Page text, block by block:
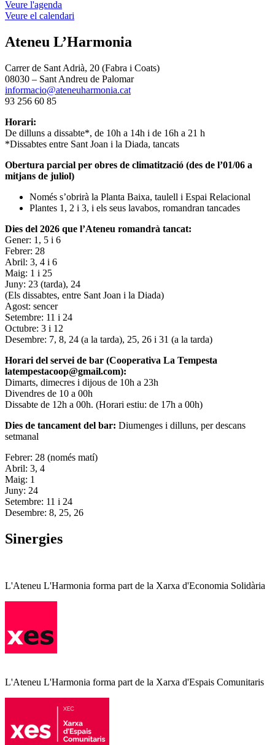
Veure l'agenda
Veure el calendari
Ateneu L’Harmonia
Carrer de Sant Adrià, 20 (Fabra i Coats)
08030 – Sant Andreu de Palomar
informacio@ateneuharmonia.cat
93 256 60 85
Horari:
De dilluns a dissabte*, de 10h a 14h i de 16h a 21 h
*Dissabtes entre Sant Joan i la Diada, tancats
Obertura parcial per obres de climatització (des de l’01/06 a
mitjans de juliol)
Només s’obrirà la Planta Baixa, taulell i Espai Relacional
Plantes 1, 2 i 3, i els seus lavabos, romandran tancades
Dies del 2026 que l’Ateneu romandrà tancat:
Gener: 1, 5 i 6
Febrer: 28
Abril: 3, 4 i 6
Maig: 1 i 25
Juny: 23 (tarda), 24
(Els dissabtes, entre Sant Joan i la Diada)
Agost: sencer
Setembre: 11 i 24
Octubre: 3 i 12
Desembre: 7, 8, 24 (a la tarda), 25, 26 i 31 (a la tarda)
Horari del servei de bar (Cooperativa La Tempesta
latempestacoop@gmail.com):
Dimarts, dimecres i dijous de 10h a 23h
Divendres de 10 a 00h
Dissabte de 12h a 00h. (Horari estiu: de 17h a 00h)
Dies de tancament del bar: Diumenges i dilluns, per descans
setmanal
Febrer: 28 (només matí)
Abril: 3, 4
Maig: 1
Juny: 24
Setembre: 11 i 24
Desembre: 8, 25, 26
Sinergies
L'Ateneu L'Harmonia forma part de la Xarxa d'Economia Solidària
L'Ateneu L'Harmonia forma part de la Xarxa d'Espais Comunitaris